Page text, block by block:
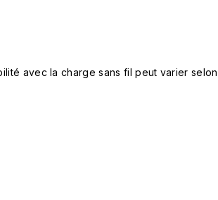
avec la charge sans fil peut varier